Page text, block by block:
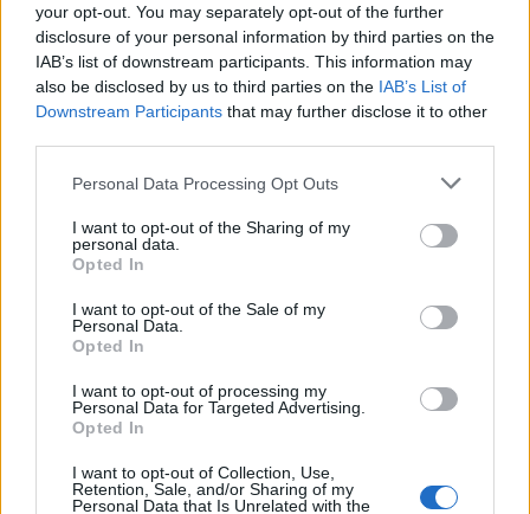
your opt-out. You may separately opt-out of the further
disclosure of your personal information by third parties on the
IAB’s list of downstream participants. This information may
also be disclosed by us to third parties on the IAB’s List of
Downstream Participants that may further disclose it to other
Please note that this website/app uses one or more Google
not limited to your visit or usage behaviour. You may click to
grant or deny consent to Google and its third-party tags to
use your data for below specified purposes in below Google
consent section.
Personal Data Processing Opt Outs
I want to opt-out of the Sharing of my
personal data.
Opted In
I want to opt-out of the Sale of my
Personal Data.
Opted In
I want to opt-out of processing my
Personal Data for Targeted Advertising.
Opted In
I want to opt-out of Collection, Use,
Retention, Sale, and/or Sharing of my
Personal Data that Is Unrelated with the
Haverok a Delta kvadránsból – a
Paris & Kim sztori
Dave // urszekerek.hu
Komolyan elkezdett mocorogni az utóbbi időben a
Voyager „buddy cop” párosát, a Tom Parist és Harry
Wang. A két színész május elején indította útjára
vadonatúj, The Delta Flyers című podcastját,